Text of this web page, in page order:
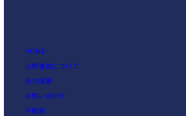
HOME
小野建設について
会社概要
お問い合わせ
不動産